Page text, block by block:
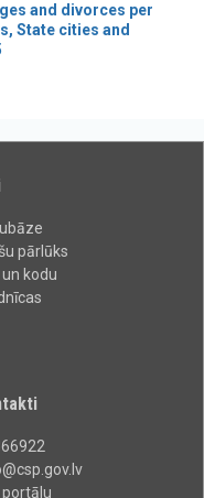
and divorces per
State cities and
pārlūks
kodu
portālu